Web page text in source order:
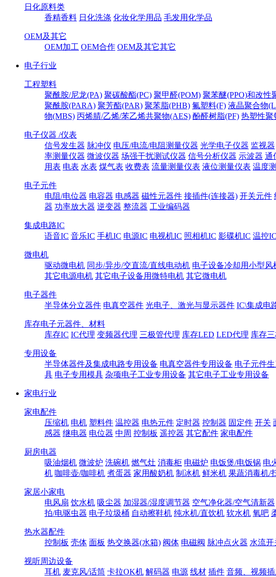
日化原料类
香精香料 日化洗涤 化妆化学用品 毛发用化学品
OEM及其它
OEM加工 OEM合作 OEM及其它其它
电子行业
工程塑料
聚酰胺/尼龙(PA) 聚碳酸酯(PC) 聚甲醛(POM) 聚苯醚(PPO)和改性
聚酰胺(PARA) 聚芳酯(PAR) 聚苯脂(PHB) 氟塑料(F) 液晶聚合物
物(MBS) 丙烯腈/乙烯/苯乙烯共聚物(AES) 酚醛树脂(PF) 热塑性聚
电子仪器 /仪表
信号发生器 脉冲仪 电压/电流/电阻测量仪器 光学电子仪器 监视器
率测量仪器 微波仪器 场强干扰测试仪器 信号分析仪器 示波器 通
用表 电表 水表 煤气表 收费表 流量测量仪表 液位测量仪表 温度
电子元件
电阻/电位器 电容器 电感器 磁性元器件 接插件(连接器) 开关元件
器 功率放大器 逆变器 整流器 工业编码器
集成电路IC
语音IC 音乐IC 手机IC 电源IC 电视机IC 照相机IC 影碟机IC 温控IC
微电机
驱动微电机 同步/异步/交直流/直线电动机 电子设备冷却用小型风
其它电源电机 其它电子设备用微特电机 其它微电机
电子器件
半导体分立器件 电真空器件 光电子、激光与显示器件 IC\集成电
库存电子元器件、材料
库存IC IC代理 变频器代理 三极管代理 库存LED LED代理 库存
专用设备
半导体器件及集成电路专用设备 电真空器件专用设备 电子元件
具 电子专用模具 杂项电子工业专用设备 其它电子工业专用设备
家电行业
家电配件
压缩机 电机 塑料件 温控器 电热元件 定时器 控制器 固定件 开关
感器 继电器 电位器 中周 控制板 遥控器 其它配件 家电配件
厨房电器
吸油烟机 微波炉 洗碗机 燃气灶 消毒柜 电磁炉 电饭煲/电饭锅 电
机 咖啡壶/咖啡机 煮蛋器 家用酸奶机 制冰机 鲜米机 果蔬消毒机/
家居小家电
电风扇 饮水机 吸尘器 加湿器/湿度调节器 空气净化器/空气清新器
拍/电驱虫器 电子垃圾桶 自动擦鞋机 纯水机/直饮机 软水机 氧吧
热水器配件
控制板 壳体 面板 热交换器(水箱) 阀体 电磁阀 脉冲点火器 水流开
视听周边设备
耳机 麦克风/话筒 卡拉OK机 解码器 电源 线材 插件 音频、视频插